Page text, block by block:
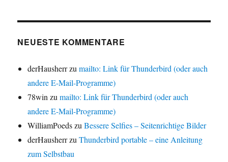
NEUESTE KOMMENTARE
derHausherrzumailto: Link für Thunderbird (oder auch
andere E-Mail-Programme)
78win zumailto: Link für Thunderbird (oder auch
andere E-Mail-Programme)
WilliamPoedszuBessere Selfies – Seitenrichtige Bilder
derHausherrzuThunderbird portable – eine Anleitung
zum Selbstbau